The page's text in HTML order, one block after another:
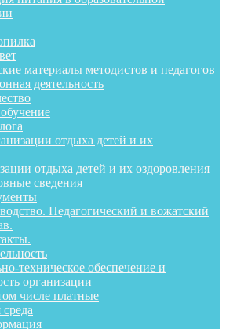
материалы методистов и педагогов
деятельность
отдыха детей и их
отдыха детей и их оздоровления
сведения
Педагогический и вожатский
техническое обеспечение и
организации
числе платные